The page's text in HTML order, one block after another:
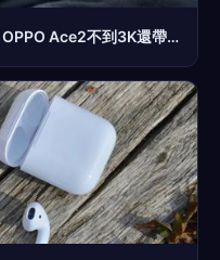
和平精英最強游戲手機限時特惠！OPPO Ace2不到3K還帶無線CarPlay體驗